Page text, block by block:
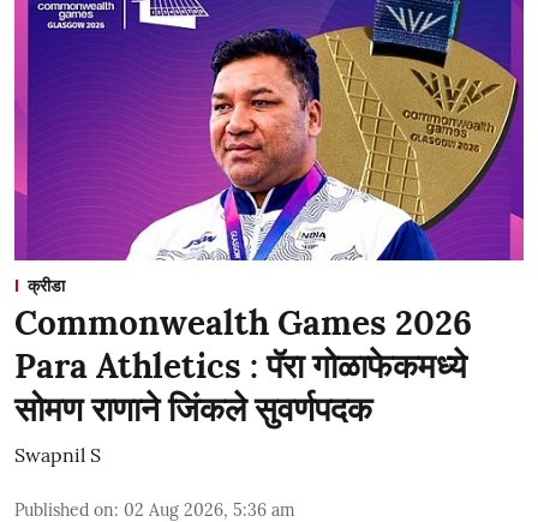
क्रीडा
Commonwealth Games 2026
Para Athletics : पॅरा गोळाफेकमध्ये
सोमण राणाने जिंकले सुवर्णपदक
Swapnil S
Published on: 02 Aug 2026, 5:36 am